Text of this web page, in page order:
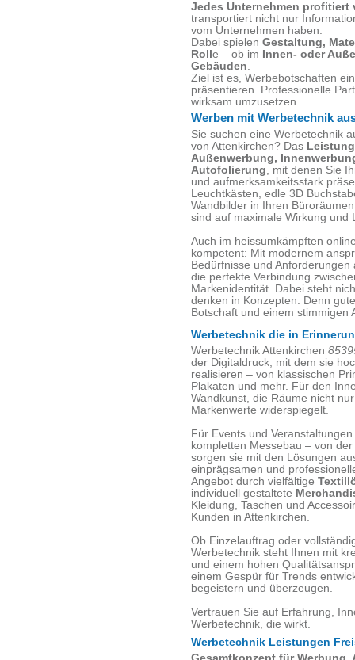
Jedes Unternehmen profitiert
transportiert nicht nur
vom Unternehmen haben.
Dabei spielen Gestaltung,
Roll e – ob im
Innen- oder
Gebäuden.
Ziel ist es, Werbebotschaften
präsentieren. Professionelle
wirksam umzusetzen.
Werben mit Werbetechnik
Sie suchen eine Werbetechnik
von Attenkirchen? Das
Außenwerbung,
Autofolierung, mit denen Sie
und aufmerksamkeitsstark
Leuchtkästen, edle 3D
Wandbilder in Ihren
sind auf maximale Wirkung und
Auch im heissumkämpften
kompetent: Mit modernem
Bedürfnisse und
die perfekte Verbindung
Markenidentität. Dabei steht
denken in Konzepten. Denn
Botschaft und einem stimmigen
Werbetechnik die in
Werbetechnik Attenkirchen
der Digitaldruck, mit dem sie
realisieren – von klassischen
Plakaten und mehr. Für den
Wandkunst, die Räume nicht
Markenwerte widerspiegelt.
Für Events und
kompletten Messebau – von
sorgen sie mit den Lösungen
einprägsamen und
Angebot durch vielfältige
individuell gestaltete
Kleidung, Taschen und
Kunden in Attenkirchen.
Ob Einzelauftrag oder
Werbetechnik steht Ihnen mit
und einem hohen
einem Gespür für Trends
begeistern und überzeugen.
Vertrauen Sie auf Erfahrung,
Werbetechnik, die wirkt.
Werbetechnik Leistungen